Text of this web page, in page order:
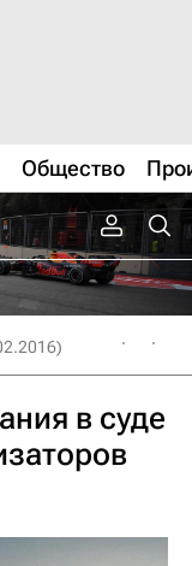
Общество
в суде